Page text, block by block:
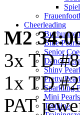
Cheerleading
Blue
Senior
Dance
Shiny
Pretty
Sparkling
Mini
Termine
M2
3x TD
1x TD
PAT